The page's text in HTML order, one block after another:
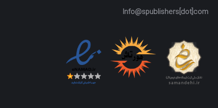
Info@spublishers[dot]com